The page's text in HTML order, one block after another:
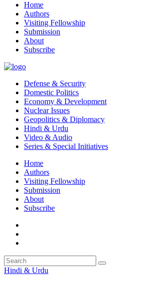
Home
Authors
Visiting Fellowship
Submission
About
Subscribe
Defense & Security
Domestic Politics
Economy & Development
Nuclear Issues
Geopolitics & Diplomacy
Hindi & Urdu
Video & Audio
Series & Special Initiatives
Home
Authors
Visiting Fellowship
Submission
About
Subscribe
Hindi & Urdu